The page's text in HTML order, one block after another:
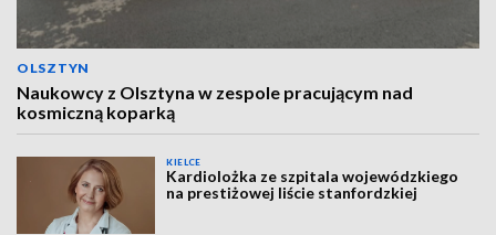
OLSZTYN
Naukowcy z Olsztyna w zespole pracującym nad
kosmiczną koparką
KIELCE
Kardiolożka ze szpitala wojewódzkiego
na prestiżowej liście stanfordzkiej